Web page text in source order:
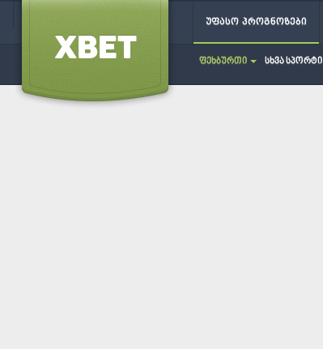
უფასო პროგნოზები
ფეხბურთი სხვა სპორტი